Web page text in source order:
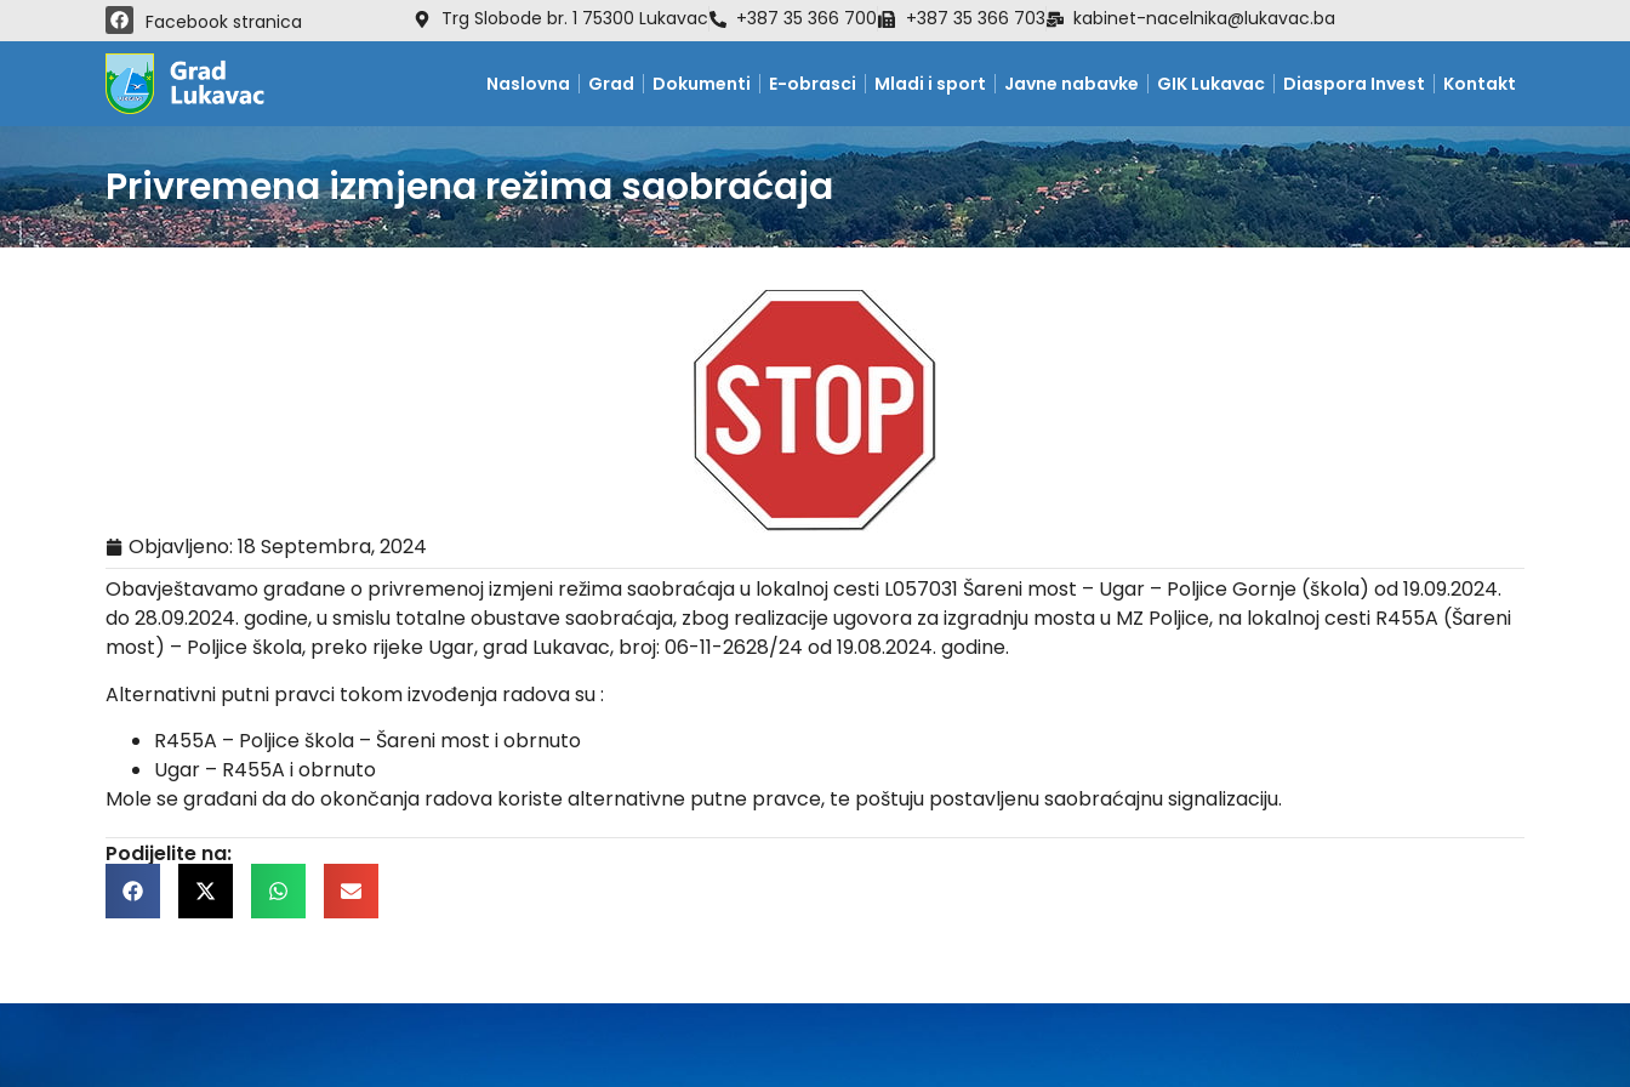
Trg Slobode br. 1 75300 Lukavac +387 35 366 700 +387 35 366 703 kabinet-nacelnika@lukavac.ba
Facebook stranica
Naslovna Grad Dokumenti E-obrasci Mladi i sport Javne nabavke GIK Lukavac Diaspora Invest Kontakt
Privremena izmjena režima saobraćaja
Objavljeno: 18 Septembra, 2024
Obavještavamo građane o privremenoj izmjeni režima saobraćaja u lokalnoj cesti L057031 Šareni most – Ugar – Poljice Gornje (škola) od 19.09.2024.
do 28.09.2024. godine, u smislu totalne obustave saobraćaja, zbog realizacije ugovora za izgradnju mosta u MZ Poljice, na lokalnoj cesti R455A (Šareni
most) – Poljice škola, preko rijeke Ugar, grad Lukavac, broj: 06-11-2628/24 od 19.08.2024. godine.
Alternativni putni pravci tokom izvođenja radova su :
R455A – Poljice škola – Šareni most i obrnuto
Ugar – R455A i obrnuto
Mole se građani da do okončanja radova koriste alternativne putne pravce, te poštuju postavljenu saobraćajnu signalizaciju.
Podijelite na: